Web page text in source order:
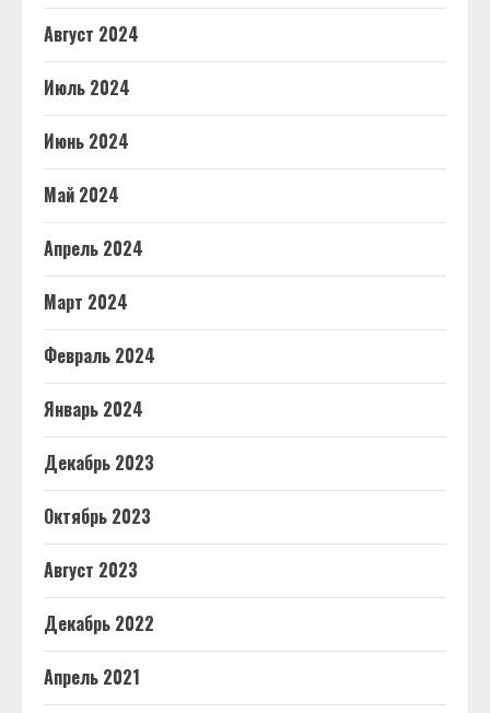
Август 2024
Июль 2024
Июнь 2024
Май 2024
Апрель 2024
Март 2024
Февраль 2024
Январь 2024
Декабрь 2023
Октябрь 2023
Август 2023
Декабрь 2022
Апрель 2021